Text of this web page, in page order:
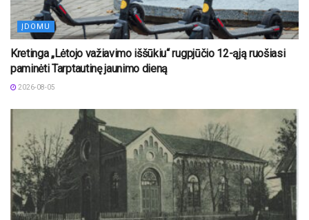
ĮDOMU
Kretinga „Lėtojo važiavimo iššūkiu“ rugpjūčio 12-ąją ruošiasi
paminėti Tarptautinę jaunimo dieną
2026-08-05